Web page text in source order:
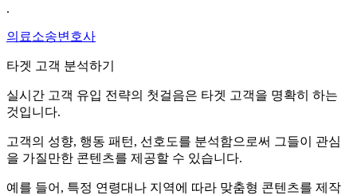
.
의료소송변호사
타겟 고객 분석하기
실시간 고객 유입 전략의 첫걸음은 타겟 고객을 명확히 하는
것입니다.
고객의 성향, 행동 패턴, 선호도를 분석함으로써 그들이 관심
을 가질만한 콘텐츠를 제공할 수 있습니다.
예를 들어, 특정 연령대나 지역에 따라 맞춤형 콘텐츠를 제작